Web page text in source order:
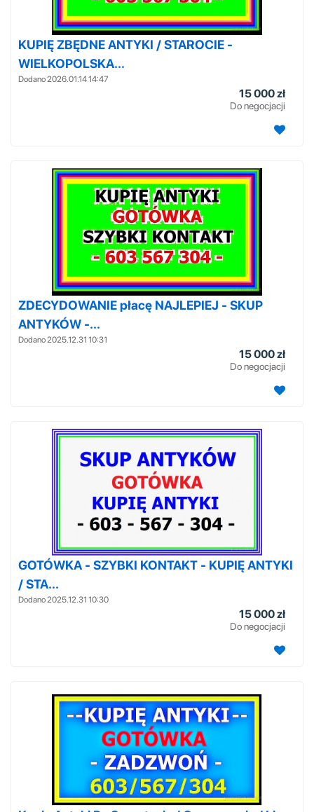
KUPIĘ ZBĘDNE ANTYKI / STAROCIE -
WIELKOPOLSKA...
Dodano 2026.01.14 14:47
15 000 zł
Do negocjacji
ZDECYDOWANIE płacę NAJLEPIEJ - SKUP
ANTYKÓW -...
Dodano 2025.12.31 10:31
15 000 zł
Do negocjacji
GOTÓWKA - SZYBKI KONTAKT - KUPIĘ ANTYKI
/ STA...
Dodano 2025.12.31 10:30
15 000 zł
Do negocjacji